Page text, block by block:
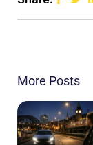
More Posts